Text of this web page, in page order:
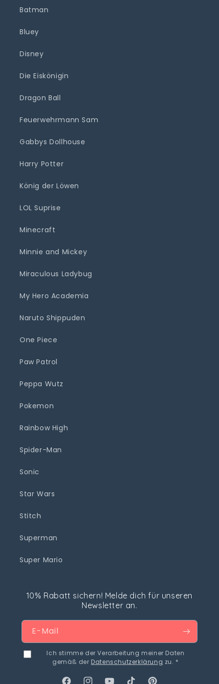
Batman
Bluey
Disney
Die Eiskönigin
Dragon Ball
Feuerwehrmann Sam
Gabbys Dollhouse
Harry Potter
König der Löwen
LOL Suprise
Minecraft
Minnie and Mickey
Miraculous Ladybug
My Hero Academia
Naruto Shippuden
One Piece
Paw Patrol
Peppa Wutz
Pokemon
Rainbow High
Spider-Man
Sonic
Star Wars
Stitch
Superman
Super Mario
10% Rabatt sichern! Melde dich für unseren
Newsletter an.
E-Mail
Ich stimme der Verarbeitung meiner Daten
gemäß der Datenschutzerklärung zu. *